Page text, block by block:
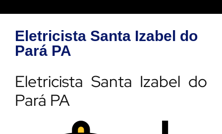
Eletricista Santa Izabel do
Pará PA
Eletricista Santa Izabel do
Pará PA